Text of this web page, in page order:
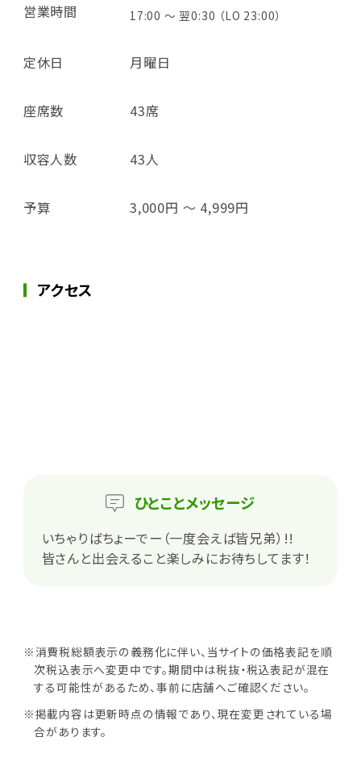
営業時間 17:00 ～ 翌0:30 （LO 23:00）
定休日 月曜日
座席数 43席
収容人数 43人
予算 3,000円 ～ 4,999円
アクセス
ひとことメッセージ
いちゃりばちょーでー（一度会えば皆兄弟）!!
皆さんと出会えること楽しみにお待ちしてます！
※消費税総額表示の義務化に伴い、当サイトの価格表記を順
次税込表示へ変更中です。期間中は税抜・税込表記が混在
する可能性があるため、事前に店舗へご確認ください。
※掲載内容は更新時点の情報であり、現在変更されている場
合があります。